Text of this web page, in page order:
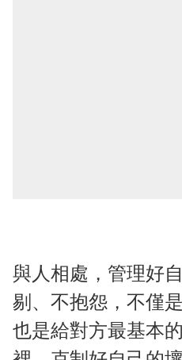
與人相處，管理好
剔、不抱怨，不僅
也是給對方最基本